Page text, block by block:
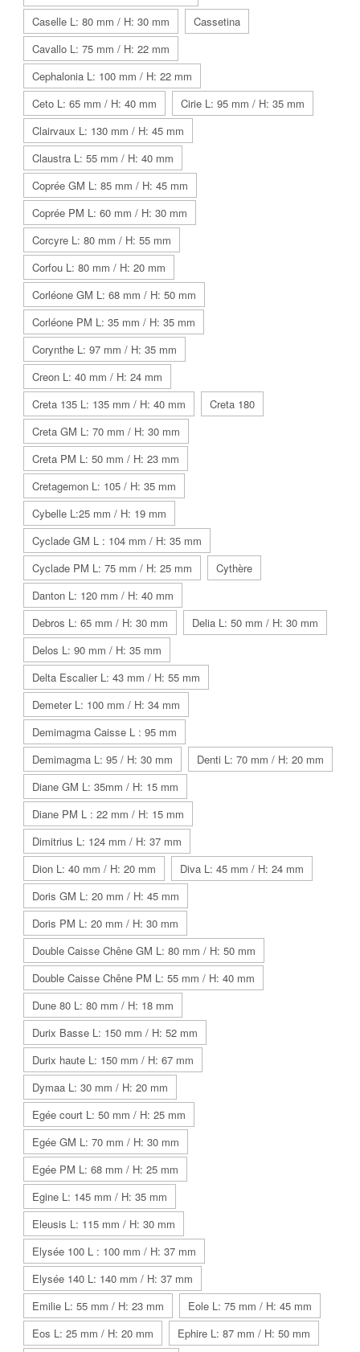
Caselle L: 80 mm / H: 30 mm
Cassetina
Cavallo L: 75 mm / H: 22 mm
Cephalonia L: 100 mm / H: 22 mm
Ceto L: 65 mm / H: 40 mm
Cirie L: 95 mm / H: 35 mm
Clairvaux L: 130 mm / H: 45 mm
Claustra L: 55 mm / H: 40 mm
Coprée GM L: 85 mm / H: 45 mm
Coprée PM L: 60 mm / H: 30 mm
Corcyre L: 80 mm / H: 55 mm
Corfou L: 80 mm / H: 20 mm
Corléone GM L: 68 mm / H: 50 mm
Corléone PM L: 35 mm / H: 35 mm
Corynthe L: 97 mm / H: 35 mm
Creon L: 40 mm / H: 24 mm
Creta 135 L: 135 mm / H: 40 mm
Creta 180
Creta GM L: 70 mm / H: 30 mm
Creta PM L: 50 mm / H: 23 mm
Cretagemon L: 105 / H: 35 mm
Cybelle L:25 mm / H: 19 mm
Cyclade GM L : 104 mm / H: 35 mm
Cyclade PM L: 75 mm / H: 25 mm
Cythère
Danton L: 120 mm / H: 40 mm
Debros L: 65 mm / H: 30 mm
Delia L: 50 mm / H: 30 mm
Delos L: 90 mm / H: 35 mm
Delta Escalier L: 43 mm / H: 55 mm
Demeter L: 100 mm / H: 34 mm
Demimagma Caisse L : 95 mm
Demimagma L: 95 / H: 30 mm
Denti L: 70 mm / H: 20 mm
Diane GM L: 35mm / H: 15 mm
Diane PM L : 22 mm / H: 15 mm
Dimitrius L: 124 mm / H: 37 mm
Dion L: 40 mm / H: 20 mm
Diva L: 45 mm / H: 24 mm
Doris GM L: 20 mm / H: 45 mm
Doris PM L: 20 mm / H: 30 mm
Double Caisse Chêne GM L: 80 mm / H: 50 mm
Double Caisse Chêne PM L: 55 mm / H: 40 mm
Dune 80 L: 80 mm / H: 18 mm
Durix Basse L: 150 mm / H: 52 mm
Durix haute L: 150 mm / H: 67 mm
Dymaa L: 30 mm / H: 20 mm
Egée court L: 50 mm / H: 25 mm
Egée GM L: 70 mm / H: 30 mm
Egée PM L: 68 mm / H: 25 mm
Egine L: 145 mm / H: 35 mm
Eleusis L: 115 mm / H: 30 mm
Elysée 100 L : 100 mm / H: 37 mm
Elysée 140 L: 140 mm / H: 37 mm
Emilie L: 55 mm / H: 23 mm
Eole L: 75 mm / H: 45 mm
Eos L: 25 mm / H: 20 mm
Ephire L: 87 mm / H: 50 mm